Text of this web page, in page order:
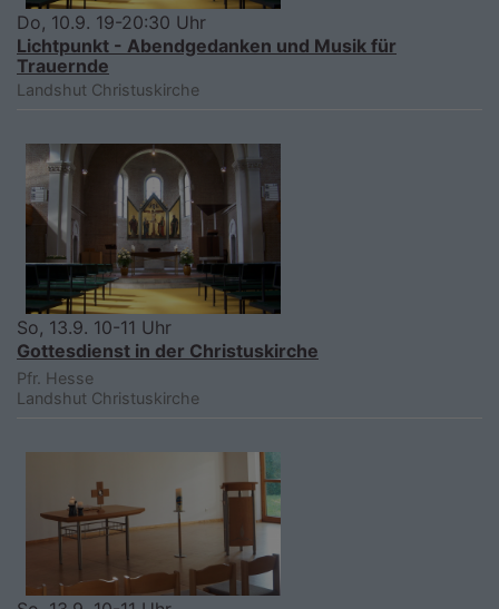
Do, 10.9. 19-20:30 Uhr
Lichtpunkt - Abendgedanken und Musik für
Trauernde
Landshut Christuskirche
So, 13.9. 10-11 Uhr
Gottesdienst in der Christuskirche
Pfr. Hesse
Landshut Christuskirche